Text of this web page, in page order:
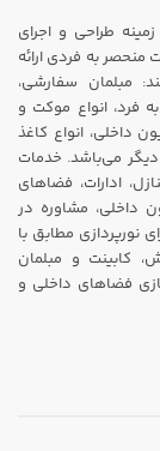
طراحی و اجرای
به شما خدمات منحصر به فردی ارائه
مبلمان سفارشی،
فرد، انواع موکت و
داخلی، انواع کاغذ
دیگر می‌باشد. خدمات
ادارات، فضاهای
داخلی، مشاوره در
نورپردازی مطابق با
کابینت و مبلمان
فضاهای داخلی و